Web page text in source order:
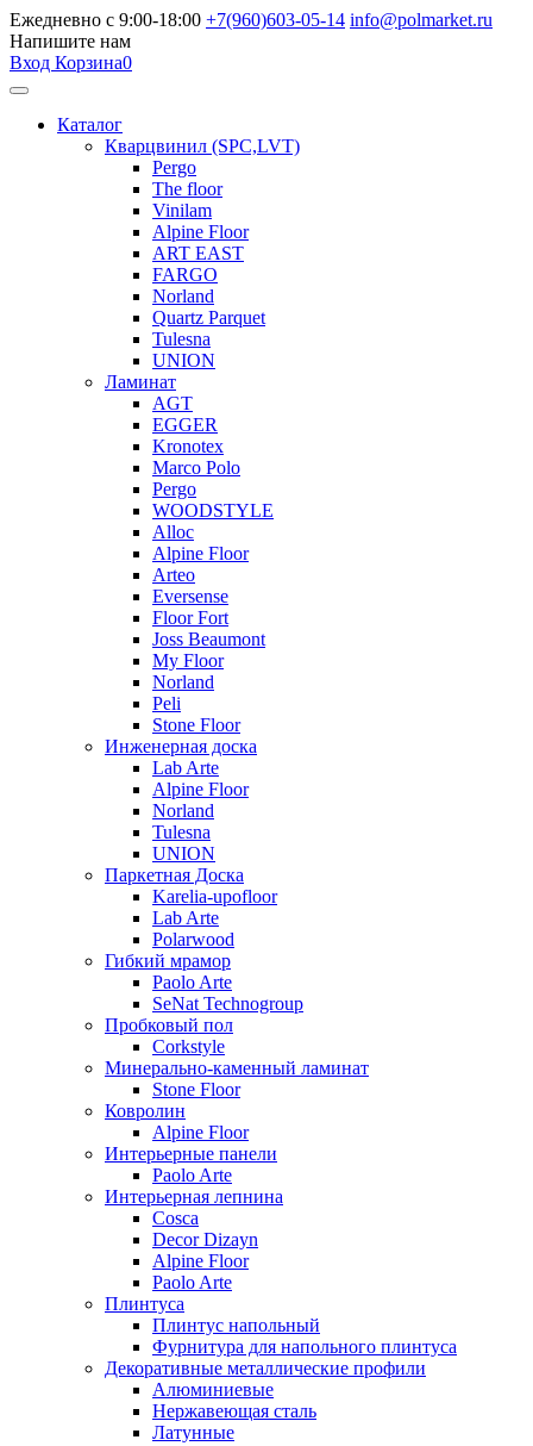
Ежедневно с 9:00-18:00 +7(960)603-05-14 info@polmarket.ru
Напишите нам
Вход Корзина0
Каталог
Кварцвинил (SPC,LVT)
Pergo
The floor
Vinilam
Alpine Floor
ART EAST
FARGO
Norland
Quartz Parquet
Tulesna
UNION
Ламинат
AGT
EGGER
Kronotex
Marco Polo
Pergo
WOODSTYLE
Alloc
Alpine Floor
Arteo
Eversense
Floor Fort
Joss Beaumont
My Floor
Norland
Peli
Stone Floor
Инженерная доска
Lab Arte
Alpine Floor
Norland
Tulesna
UNION
Паркетная Доска
Karelia-upofloor
Lab Arte
Polarwood
Гибкий мрамор
Paolo Arte
SeNat Technogroup
Пробковый пол
Corkstyle
Минерально-каменный ламинат
Stone Floor
Ковролин
Alpine Floor
Интерьерные панели
Paolo Arte
Интерьерная лепнина
Cosca
Decor Dizayn
Alpine Floor
Paolo Arte
Плинтуса
Плинтус напольный
Фурнитура для напольного плинтуса
Декоративные металлические профили
Алюминиевые
Нержавеющая сталь
Латунные